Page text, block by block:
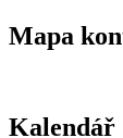
Mapa
Kalendář